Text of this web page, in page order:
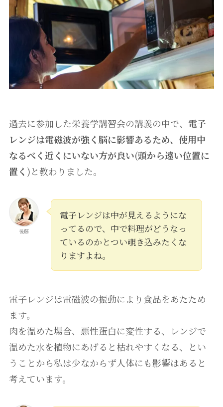
過去に参加した栄養学講習会の講義の中で、 電子
レンジは電磁波が強く脳に影響あるため、使用中
なるべく近くにいない方が良い(頭から遠い位置に
置く )と教わりました。
後藤
電子レンジは中が見えるようにな
ってるので、中で料理がどうなっ
ているのかとつい覗き込みたくな
りますよね。
電子レンジは電磁波の振動により食品をあたため
ます。
肉を温めた場合、悪性蛋白に変性する、レンジで
温めた水を植物にあげると枯れやすくなる、とい
うことから私は少なからず人体にも影響はあると
考えています。